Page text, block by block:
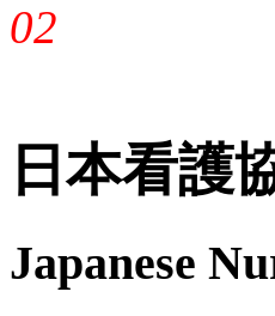
02
日本看護
Japanese